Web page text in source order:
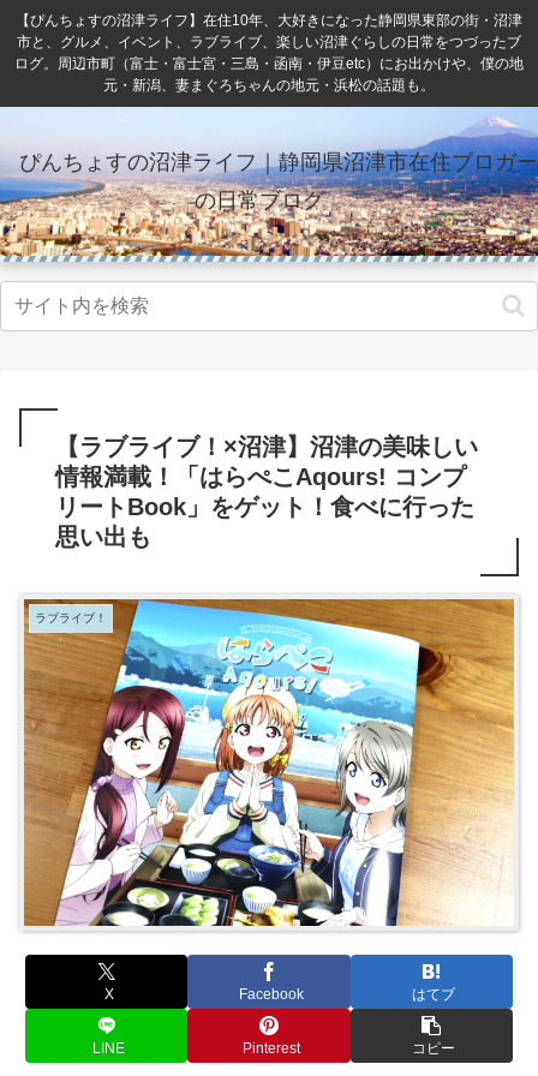
【ぴんちょすの沼津ライフ】在住10年、大好きになった静岡県東部の街・沼津
市と、グルメ、イベント、ラブライブ、楽しい沼津ぐらしの日常をつづったブ
ログ。周辺市町（富士・富士宮・三島・函南・伊豆etc）にお出かけや、僕の地
元・新潟、妻まぐろちゃんの地元・浜松の話題も。
ぴんちょすの沼津ライフ｜静岡県沼津市在住ブロガー
の日常ブログ
【ラブライブ！×沼津】沼津の美味しい
情報満載！「はらぺこAqours! コンプ
リートBook」をゲット！食べに行った
思い出も
ラブライブ！
X Facebook はてブ
LINE Pinterest コピー